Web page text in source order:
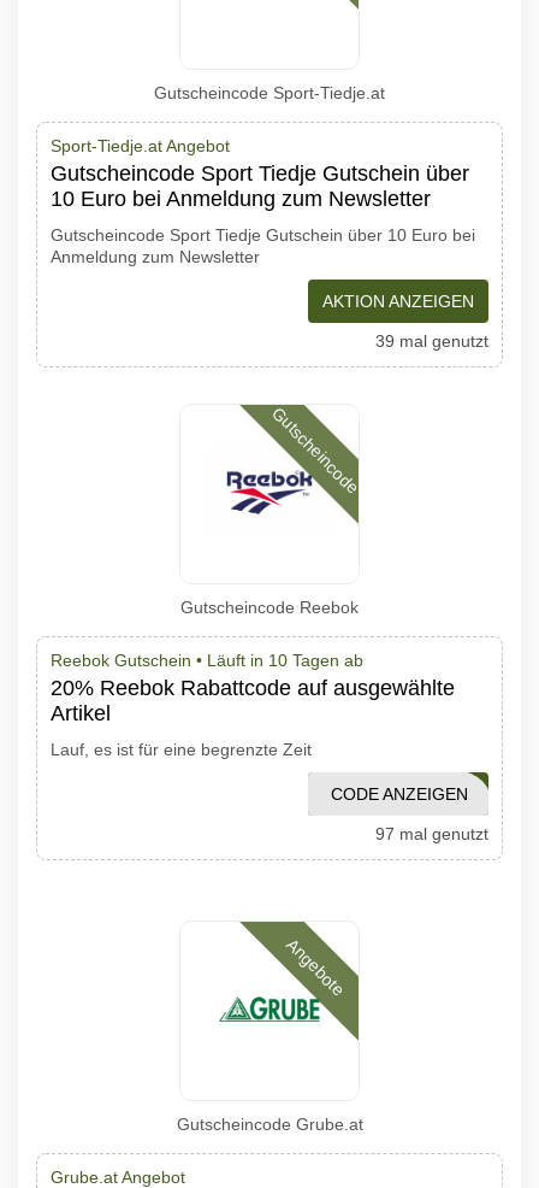
Gutscheincode Sport-Tiedje.at
Sport-Tiedje.at Angebot
Gutscheincode Sport Tiedje Gutschein über
10 Euro bei Anmeldung zum Newsletter
Gutscheincode Sport Tiedje Gutschein über 10 Euro bei
Anmeldung zum Newsletter
AKTION ANZEIGEN
39 mal genutzt
Gutscheincode
Gutscheincode Reebok
Reebok Gutschein • Läuft in 10 Tagen ab
20% Reebok Rabattcode auf ausgewählte
Artikel
Lauf, es ist für eine begrenzte Zeit
SAVE20
CODE ANZEIGEN
97 mal genutzt
Angebote
Gutscheincode Grube.at
Grube.at Angebot